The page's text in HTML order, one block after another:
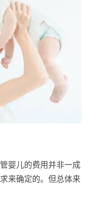
婴儿的费用并非一成
来确定的。但总体来